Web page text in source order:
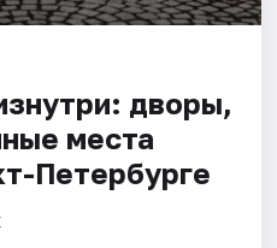
дворы,
места
Петербурге